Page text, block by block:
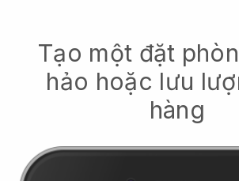
Tạo một đặt
hảo hoặc lưu
hàng